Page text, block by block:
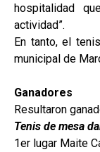
hospitalidad
actividad”.
En tanto, el
municipal de
Ganadores
Resultaron
Tenis de mesa
1er lugar Maite